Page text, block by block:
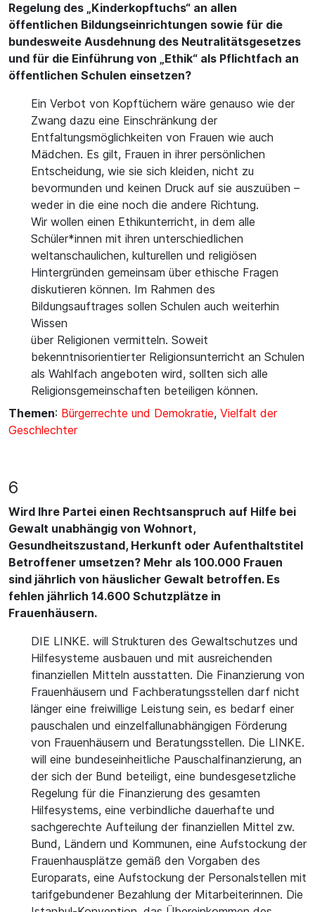
Regelung des „Kinderkopftuchs“ an allen
öffentlichen Bildungseinrichtungen sowie für die
bundesweite Ausdehnung des Neutralitätsgesetzes
und für die Einführung von „Ethik“ als Pflichtfach an
öffentlichen Schulen einsetzen?
Ein Verbot von Kopftüchern wäre genauso wie der
Zwang dazu eine Einschränkung der
Entfaltungsmöglichkeiten von Frauen wie auch
Mädchen. Es gilt, Frauen in ihrer persönlichen
Entscheidung, wie sie sich kleiden, nicht zu
bevormunden und keinen Druck auf sie auszuüben –
weder in die eine noch die andere Richtung.
Wir wollen einen Ethikunterricht, in dem alle
Schüler*innen mit ihren unterschiedlichen
weltanschaulichen, kulturellen und religiösen
Hintergründen gemeinsam über ethische Fragen
diskutieren können. Im Rahmen des
Bildungsauftrages sollen Schulen auch weiterhin
Wissen
über Religionen vermitteln. Soweit
bekenntnisorientierter Religionsunterricht an Schulen
als Wahlfach angeboten wird, sollten sich alle
Religionsgemeinschaften beteiligen können.
Themen: Bürgerrechte und Demokratie, Vielfalt der
Geschlechter
6
Wird Ihre Partei einen Rechtsanspruch auf Hilfe bei
Gewalt unabhängig von Wohnort,
Gesundheitszustand, Herkunft oder Aufenthaltstitel
Betroffener umsetzen? Mehr als 100.000 Frauen
sind jährlich von häuslicher Gewalt betroffen. Es
fehlen jährlich 14.600 Schutzplätze in
Frauenhäusern.
DIE LINKE. will Strukturen des Gewaltschutzes und
Hilfesysteme ausbauen und mit ausreichenden
finanziellen Mitteln ausstatten. Die Finanzierung von
Frauenhäusern und Fachberatungsstellen darf nicht
länger eine freiwillige Leistung sein, es bedarf einer
pauschalen und einzelfallunabhängigen Förderung
von Frauenhäusern und Beratungsstellen. Die LINKE.
will eine bundeseinheitliche Pauschalfinanzierung, an
der sich der Bund beteiligt, eine bundesgesetzliche
Regelung für die Finanzierung des gesamten
Hilfesystems, eine verbindliche dauerhafte und
sachgerechte Aufteilung der finanziellen Mittel zw.
Bund, Ländern und Kommunen, eine Aufstockung der
Frauenhausplätze gemäß den Vorgaben des
Europarats, eine Aufstockung der Personalstellen mit
tarifgebundener Bezahlung der Mitarbeiterinnen. Die